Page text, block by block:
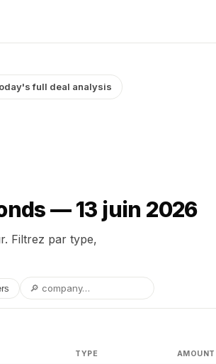
full deal analysis
— 13 juin 2026
Filtrez par type,
TYPE AMOUNT